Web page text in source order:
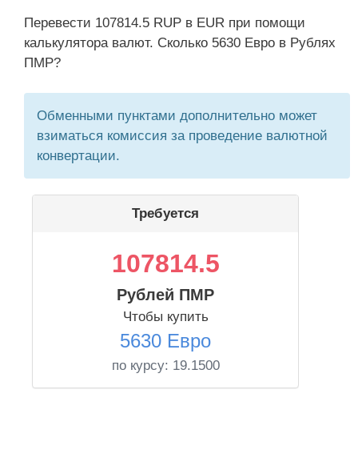
Перевести 107814.5 RUP в EUR при помощи
калькулятора валют. Сколько 5630 Евро в Рублях
ПМР?
Обменными пунктами дополнительно может
взиматься комиссия за проведение валютной
конвертации.
Требуется
107814.5
Рублей ПМР
Чтобы купить
5630 Евро
по курсу: 19.1500